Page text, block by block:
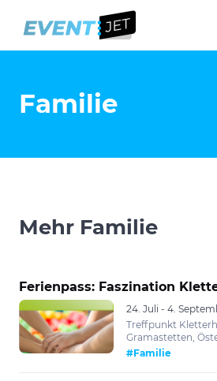
Familie
Mehr Familie
Ferienpass: Faszination
24. Juli - 4.
Treffpunkt
Gramastetten,
#Familie